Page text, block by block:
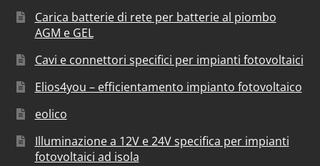
Carica batterie di rete per batterie al piombo
AGM e GEL
Cavi e connettori specifici per impianti fotovoltaici
Elios4you – efficientamento impianto fotovoltaico
eolico
Illuminazione a 12V e 24V specifica per impianti
fotovoltaici ad isola